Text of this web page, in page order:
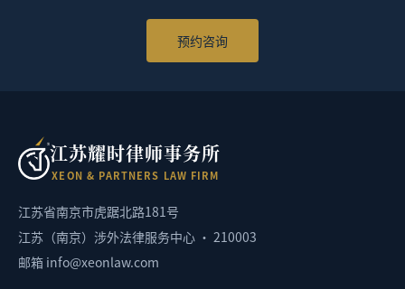
预约咨询
江苏耀时律师事务所
XEON & PARTNERS LAW FIRM
江苏省南京市虎踞北路181号
江苏（南京）涉外法律服务中心 · 210003
邮箱 info@xeonlaw.com